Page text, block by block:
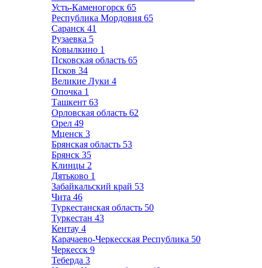
Усть-Каменогорск 65
Республика Мордовия 65
Саранск 41
Рузаевка 5
Ковылкино 1
Псковская область 65
Псков 34
Великие Луки 4
Опочка 1
Ташкент 63
Орловская область 62
Орел 49
Мценск 3
Брянская область 53
Брянск 35
Клинцы 2
Дятьково 1
Забайкальский край 53
Чита 46
Туркестанская область 50
Туркестан 43
Кентау 4
Карачаево-Черкесская Республика 50
Черкесск 9
Теберда 3